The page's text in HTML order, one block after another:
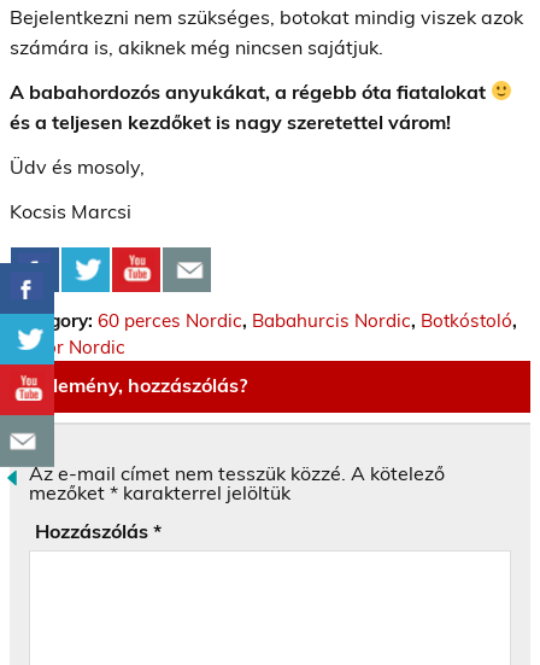
Bejelentkezni nem szükséges, botokat mindig viszek azok
számára is, akiknek még nincsen sajátjuk.
A babahordozós anyukákat, a régebb óta fiatalokat
és a teljesen kezdőket is nagy szeretettel várom!
Üdv és mosoly,
Kocsis Marcsi
Category: 60 perces Nordic, Babahurcis Nordic, Botkóstoló,
Senior Nordic
Vélemény, hozzászólás?
Az e-mail címet nem tesszük közzé. A kötelező
mezőket * karakterrel jelöltük
Hozzászólás *